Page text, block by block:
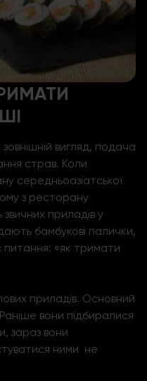
вигляд, подача
страв. Коли
середньоазіатської
з ресторану
приладів у
бамбукові палички,
питання: «як тримати
приладів. Основний
вони підбиралися
зараз вони
ними не